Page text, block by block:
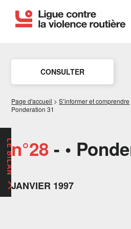
CONSULTER
Page d'accueil >S’informer et comprendre
Ponderation 31
n°28 - •
JANVIER 1997
LE BILAN